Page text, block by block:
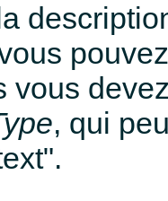
vous
, qui